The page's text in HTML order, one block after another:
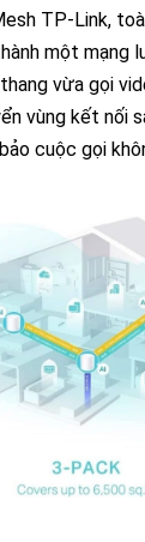
TP-Link,
một mạng
vừa gọi
vùng kết nối
cuộc gọi